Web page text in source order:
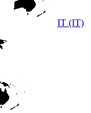
IT (IT)